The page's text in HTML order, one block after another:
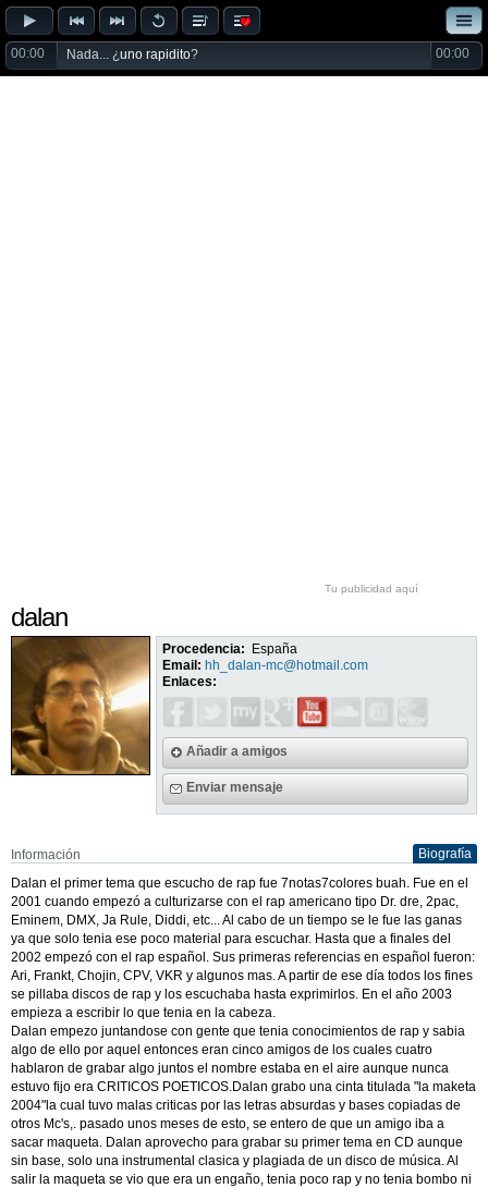
00:00 Nada... ¿uno rapidito? 00:00
Tu publicidad aquí
dalan
Procedencia:
España
Email: hh_dalan-mc@hotmail.com
Enlaces:
Añadir a amigos
Enviar mensaje
Información
Biografía
Dalan el primer tema que escucho de rap fue 7notas7colores buah. Fue en el
2001 cuando empezó a culturizarse con el rap americano tipo Dr. dre, 2pac,
Eminem, DMX, Ja Rule, Diddi, etc... Al cabo de un tiempo se le fue las ganas
ya que solo tenia ese poco material para escuchar. Hasta que a finales del
2002 empezó con el rap español. Sus primeras referencias en español fueron:
Ari, Frankt, Chojin, CPV, VKR y algunos mas. A partir de ese día todos los fines
se pillaba discos de rap y los escuchaba hasta exprimirlos. En el año 2003
empieza a escribir lo que tenia en la cabeza.
Dalan empezo juntandose con gente que tenia conocimientos de rap y sabia
algo de ello por aquel entonces eran cinco amigos de los cuales cuatro
hablaron de grabar algo juntos el nombre estaba en el aire aunque nunca
estuvo fijo era CRITICOS POETICOS.Dalan grabo una cinta titulada "la maketa
2004"la cual tuvo malas criticas por las letras absurdas y bases copiadas de
otros Mc's,. pasado unos meses de esto, se entero de que un amigo iba a
sacar maqueta. Dalan aprovecho para grabar su primer tema en CD aunque
sin base, solo una instrumental clasica y plagiada de un disco de música. Al
salir la maqueta se vio que era un engaño, tenia poco rap y no tenia bombo ni